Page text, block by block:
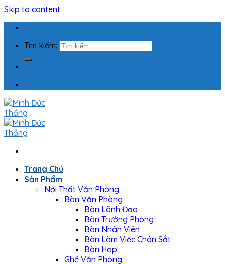
Skip to content
Tìm kiếm:
Trang Chủ
Sản Phẩm
Nội Thất Văn Phòng
Bàn Văn Phòng
Bàn Lãnh Đạo
Bàn Trưởng Phòng
Bàn Nhân Viên
Bàn Làm Việc Chân Sắt
Bàn Họp
Ghế Văn Phòng